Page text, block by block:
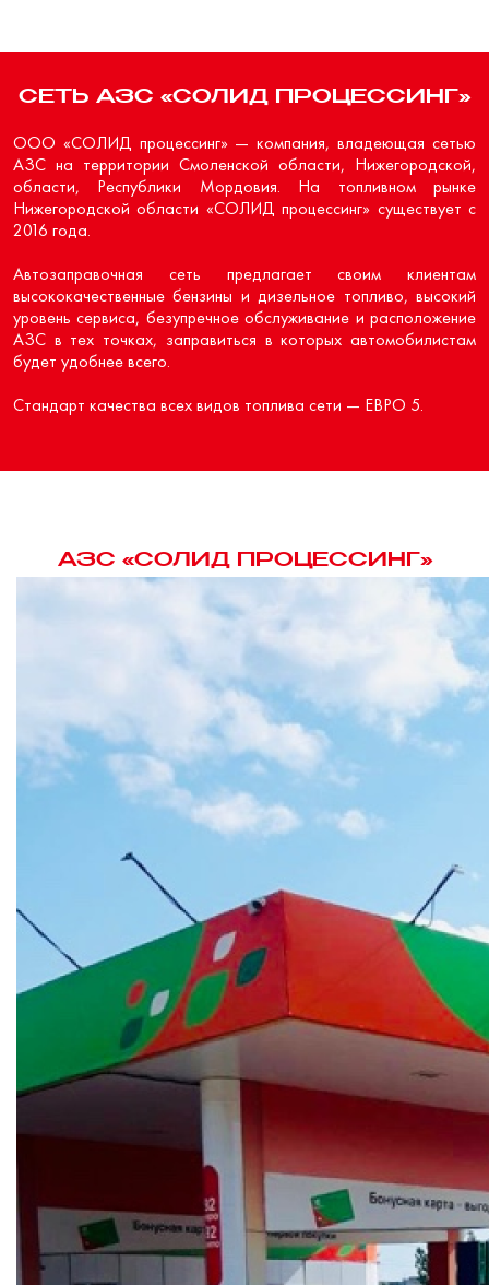
СЕТЬ АЗС «СОЛИД ПРОЦЕССИНГ»
ООО «СОЛИД процессинг» — компания, владеющая сетью
АЗС на территории Смоленской области, Нижегородской,
области, Республики Мордовия. На топливном рынке
Нижегородской области «СОЛИД процессинг» существует с
2016 года.
Автозаправочная сеть предлагает своим клиентам
высококачественные бензины и дизельное топливо, высокий
уровень сервиса, безупречное обслуживание и расположение
АЗС в тех точках, заправиться в которых автомобилистам
будет удобнее всего.
Стандарт качества всех видов топлива сети — ЕВРО 5.
АЗС «СОЛИД ПРОЦЕССИНГ»